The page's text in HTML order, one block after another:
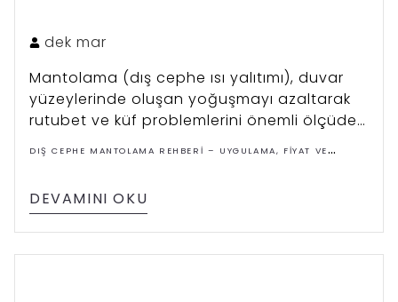
dek mar
Mantolama (dış cephe ısı yalıtımı), duvar
yüzeylerinde oluşan yoğuşmayı azaltarak
rutubet ve küf problemlerini önemli ölçüde
azaltabilir. Doğru malzeme ve uygulama ile
yapıların hem enerji verimliliği hem de iç
DIŞ CEPHE MANTOLAMA REHBERI – UYGULAMA, FIYAT VE
DEVAMINI OKU